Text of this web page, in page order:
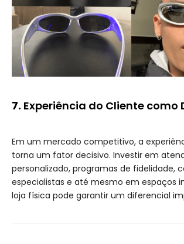
7. Experiência do Cliente como
Em um mercado competitivo, a
torna um fator decisivo. Investir em
personalizado, programas de fidelidade,
especialistas e até mesmo em espaços
loja física pode garantir um diferencial